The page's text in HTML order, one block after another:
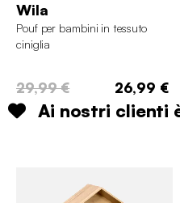
Wila
Pouf per bambini in tessuto
ciniglia
29,99 € 26,99 €
Ai nostri clienti